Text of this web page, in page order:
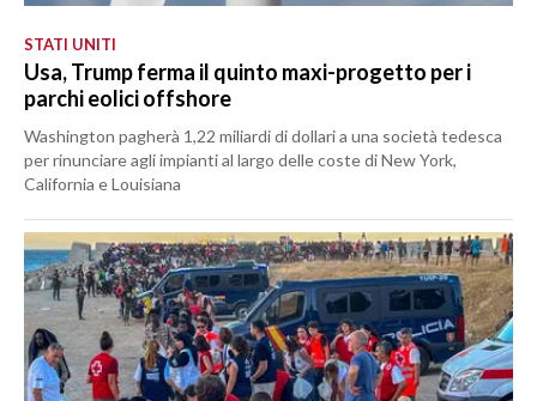
STATI UNITI
Usa, Trump ferma il quinto maxi-progetto per i
parchi eolici offshore
Washington pagherà 1,22 miliardi di dollari a una società tedesca
per rinunciare agli impianti al largo delle coste di New York,
California e Louisiana